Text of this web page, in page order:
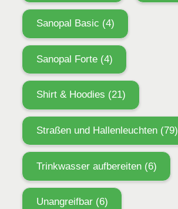
Sanopal Basic (4)
Sanopal Forte(4)
Shirt & Hoodies (21)
Straßen und Hallenleuchten(79)
Trinkwasser aufbereiten(6)
Unangreifbar(6)